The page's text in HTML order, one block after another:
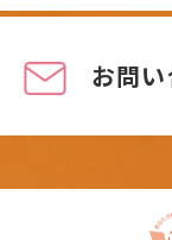
お問